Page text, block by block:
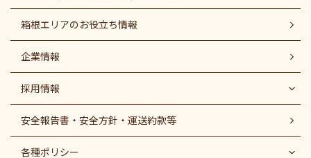
箱根エリアのお役立ち情報
企業情報
採用情報
安全報告書・安全方針・運送約款等
各種ポリシー